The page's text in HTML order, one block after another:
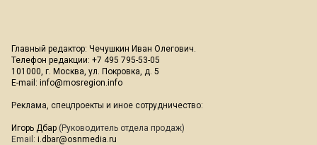
Главный редактор: Чечушкин Иван Олегович.
Телефон редакции: +7 495 795-53-05
101000, г. Москва, ул. Покровка, д. 5
E-mail: info@mosregion.info
Реклама, спецпроекты и иное сотрудничество:
Игорь Дбар (Руководитель отдела продаж)
Email: i.dbar@osnmedia.ru